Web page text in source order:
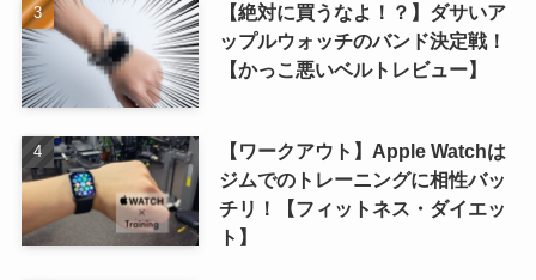
【絶対に買うなよ！？】ダサいア
ップルウォッチのバンド決定戦！
【かっこ悪いベルトレビュー】
【ワークアウト】Apple Watchは
ジムでのトレーニングに相性バッ
チリ！【フィットネス・ダイエッ
ト】